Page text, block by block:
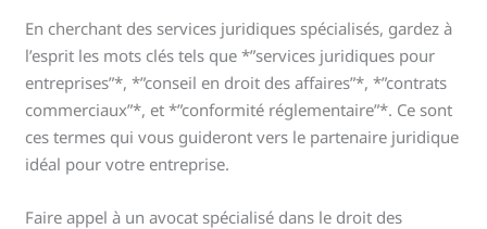
En cherchant des services juridiques spécialisés, gardez à
l’esprit les mots clés tels que *”services juridiques pour
entreprises”*, *”conseil en droit des affaires”*, *”contrats
commerciaux”*, et *”conformité réglementaire”*. Ce sont
ces termes qui vous guideront vers le partenaire juridique
idéal pour votre entreprise.
Faire appel à un avocat spécialisé dans le droit des